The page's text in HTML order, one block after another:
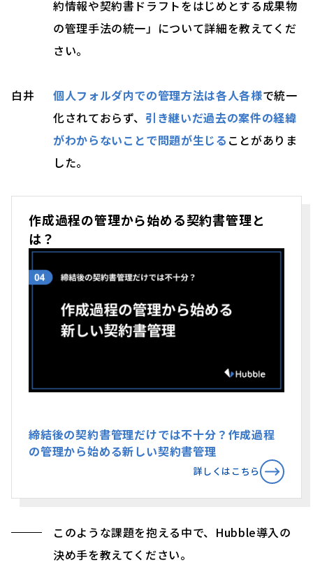
約情報や契約書ドラフトをはじめとする成果物
の管理手法の統一」について詳細を教えてくだ
さい。
白井 個人フォルダ内での管理方法は各人各様で統一
化されておらず、 引き継いだ過去の案件の経緯
がわからないことで問題が生じる ことがありま
した。
作成過程の管理から始める契約書管理と
は？
締結後の契約書管理だけでは不十分？作成過程
の管理から始める新しい契約書管理
詳しくはこちら
このような課題を抱える中で、Hubble導入の
決め手を教えてください。